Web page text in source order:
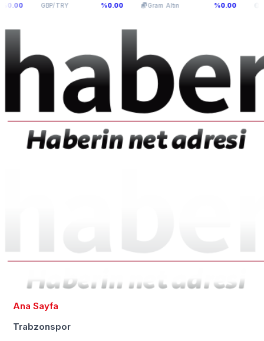
GBP/TRY 64,0893 %0.00 Gram Altın 5.973,51 %0.00 BTC
Ana Sayfa
Trabzonspor